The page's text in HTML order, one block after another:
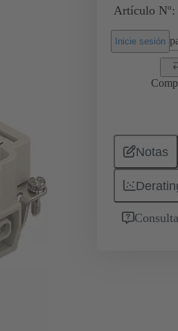
Artículo
Inicie sesión
Notas